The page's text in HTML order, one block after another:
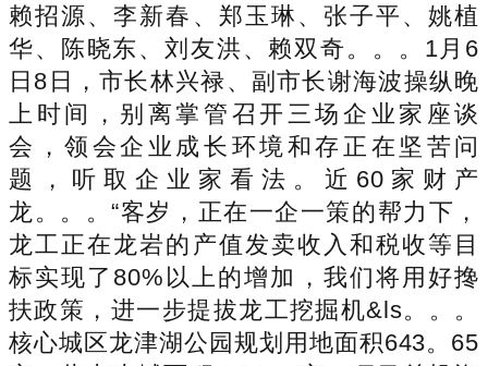
赖招源、李新春、郑玉琳、张子平、姚植
华、陈晓东、刘友洪、赖双奇。。。1月6
日8日，市长林兴禄、副市长谢海波操纵晚
上时间，别离掌管召开三场企业家座谈
会，领会企业成长环境和存正在坚苦问
题，听取企业家看法。近60家财产
龙。。。“客岁，正在一企一策的帮力下，
龙工正在龙岩的产值发卖收入和税收等目
标实现了80%以上的增加，我们将用好搀
扶政策，进一步提拔龙工挖掘机&ls。。。
核心城区龙津湖公园规划用地面积643。65